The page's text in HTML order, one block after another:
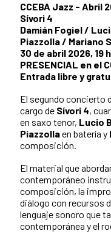
CCEBA Jazz - Abril
Sívori 4
Damián Fogiel /
Piazzolla / Mariano
30 de abril 2026, 19 h
PRESENCIAL en el
Entrada libre y
El segundo concierto
cargo de Sívori 4,
en saxo tenor, Lucio
Piazzollaen batería y
composición.
El material que
contemporáneo
composición, la
diálogo con recursos
lenguaje sonoro que
contemporánea y el